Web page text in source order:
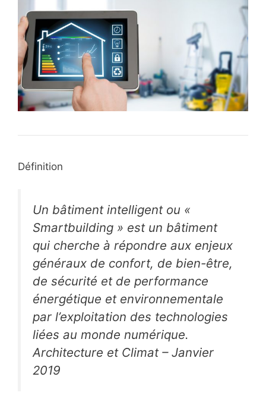
Définition
Un bâtiment intelligent ou «
Smartbuilding » est un bâtiment
qui cherche à répondre aux enjeux
généraux de confort, de bien-être,
de sécurité et de performance
énergétique et environnementale
par l’exploitation des technologies
liées au monde numérique.
Architecture et Climat – Janvier
2019